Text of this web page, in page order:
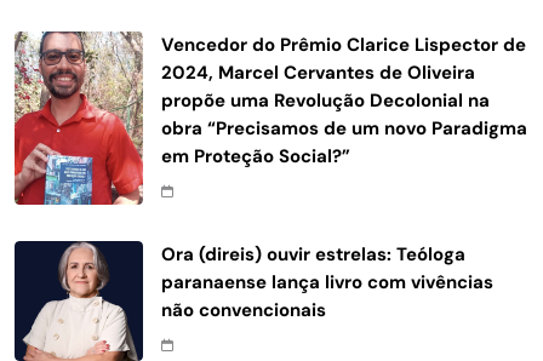
Vencedor do Prêmio Clarice Lispector de
2024, Marcel Cervantes de Oliveira
propõe uma Revolução Decolonial na
obra “Precisamos de um novo Paradigma
em Proteção Social?”
Ora (direis) ouvir estrelas: Teóloga
paranaense lança livro com vivências
não convencionais